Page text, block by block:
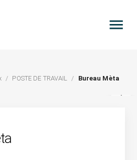
/ POSTE DE TRAVAIL / Bureau Mèta